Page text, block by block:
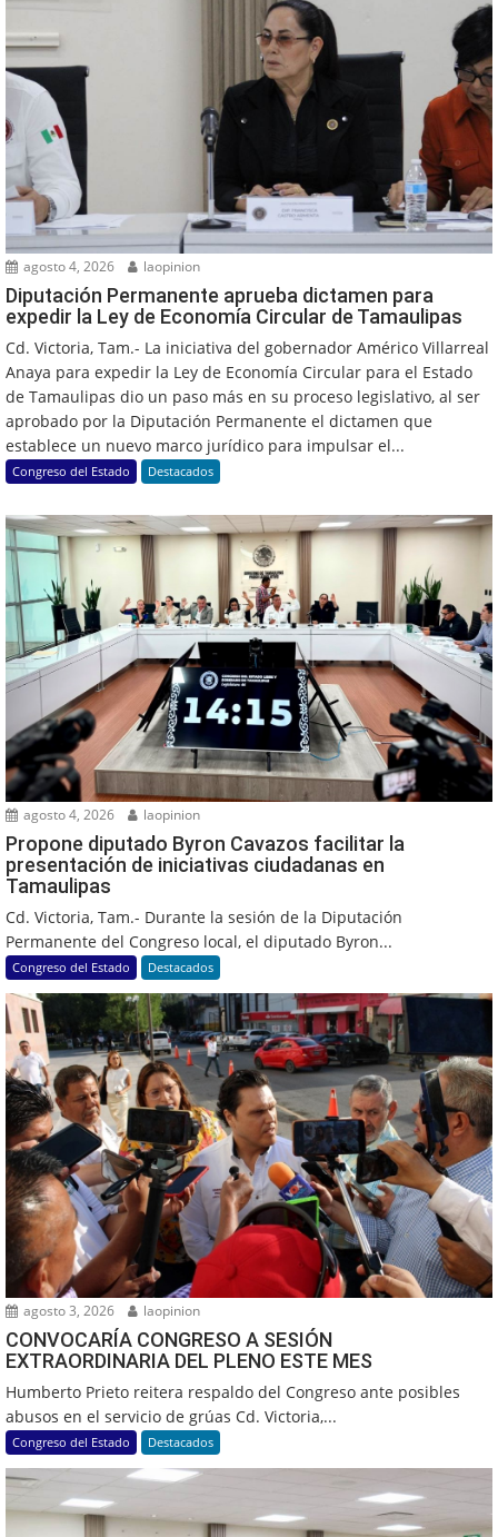
agosto 4, 2026 laopinion
Diputación Permanente aprueba dictamen para
expedir la Ley de Economía Circular de Tamaulipas
Cd. Victoria, Tam.- La iniciativa del gobernador Américo Villarreal
Anaya para expedir la Ley de Economía Circular para el Estado
de Tamaulipas dio un paso más en su proceso legislativo, al ser
aprobado por la Diputación Permanente el dictamen que
establece un nuevo marco jurídico para impulsar el...
Congreso del Estado Destacados
agosto 4, 2026 laopinion
Propone diputado Byron Cavazos facilitar la
presentación de iniciativas ciudadanas en
Tamaulipas
Cd. Victoria, Tam.- Durante la sesión de la Diputación
Permanente del Congreso local, el diputado Byron...
Congreso del Estado Destacados
agosto 3, 2026 laopinion
CONVOCARÍA CONGRESO A SESIÓN
EXTRAORDINARIA DEL PLENO ESTE MES
Humberto Prieto reitera respaldo del Congreso ante posibles
abusos en el servicio de grúas Cd. Victoria,...
Congreso del Estado Destacados